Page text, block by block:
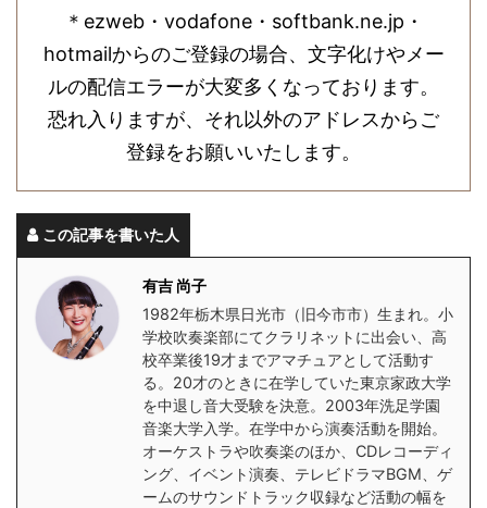
＊ezweb・vodafone・softbank.ne.jp・
hotmailからのご登録の場合、文字化けやメー
ルの配信エラーが大変多くなっております。
恐れ入りますが、それ以外のアドレスからご
登録をお願いいたします。
この記事を書いた人
有吉 尚子
1982年栃木県日光市（旧今市市）生まれ。小
学校吹奏楽部にてクラリネットに出会い、高
校卒業後19才までアマチュアとして活動す
る。20才のときに在学していた東京家政大学
を中退し音大受験を決意。2003年洗足学園
音楽大学入学。在学中から演奏活動を開始。
オーケストラや吹奏楽のほか、CDレコーディ
ング、イベント演奏、テレビドラマBGM、ゲ
ームのサウンドトラック収録など活動の幅を